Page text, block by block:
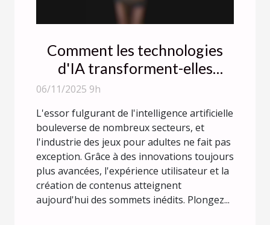
Comment les technologies
d'IA transforment-elles
l'industrie des jeux pour
06/11/2025 9h
L'essor fulgurant de l'intelligence artificielle
bouleverse de nombreux secteurs, et
l'industrie des jeux pour adultes ne fait pas
exception. Grâce à des innovations toujours
plus avancées, l'expérience utilisateur et la
création de contenus atteignent
aujourd'hui des sommets inédits. Plongez...